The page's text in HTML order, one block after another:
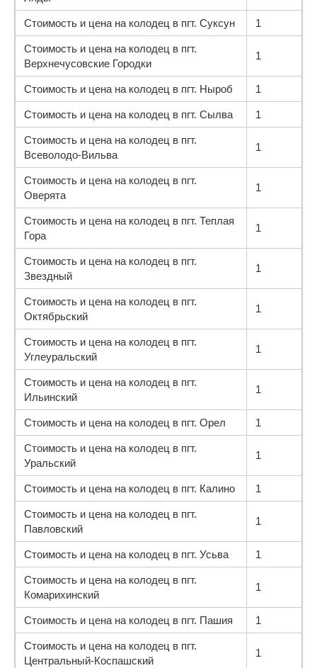
Стоимость и цена на колодец в пгт. Суксун 1
Стоимость и цена на колодец в пгт.
Верхнечусовские Городки
1
Стоимость и цена на колодец в пгт. Ныроб 1
Стоимость и цена на колодец в пгт. Сылва 1
Стоимость и цена на колодец в пгт.
Всеволодо-Вильва
1
Стоимость и цена на колодец в пгт.
Оверята
1
Стоимость и цена на колодец в пгт. Теплая
Гора
1
Стоимость и цена на колодец в пгт.
Звездный
1
Стоимость и цена на колодец в пгт.
Октябрьский
1
Стоимость и цена на колодец в пгт.
Углеуральский
1
Стоимость и цена на колодец в пгт.
Ильинский
1
Стоимость и цена на колодец в пгт. Орел 1
Стоимость и цена на колодец в пгт.
Уральский
1
Стоимость и цена на колодец в пгт. Калино 1
Стоимость и цена на колодец в пгт.
Павловский
1
Стоимость и цена на колодец в пгт. Усьва 1
Стоимость и цена на колодец в пгт.
Комарихинский
1
Стоимость и цена на колодец в пгт. Пашия 1
Стоимость и цена на колодец в пгт.
Центральный-Коспашский
1